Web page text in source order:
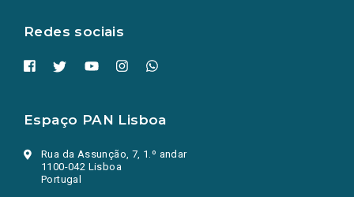
Redes sociais
Espaço PAN Lisboa
Rua da Assunção, 7, 1.º andar
1100-042 Lisboa
Portugal